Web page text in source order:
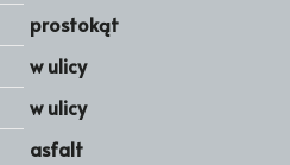
prostokąt
w ulicy
w ulicy
asfalt